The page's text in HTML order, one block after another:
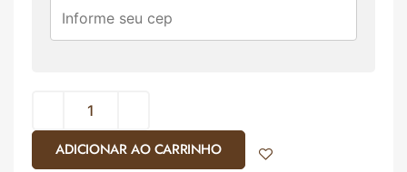
ADICIONAR AO CARRINHO